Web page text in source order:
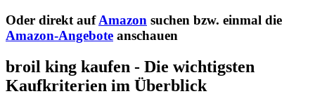
Oder direkt aufAmazon suchen bzw. einmal die
Amazon-Angebote anschauen
broil king kaufen - Die wichtigsten
Kaufkriterien im Überblick